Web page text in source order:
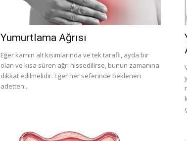
Yumurtlama Ağrısı
Eğer karnın alt kısımlarında ve tek taraflı, ayda bir
olan ve kısa süren ağrı hissedilirse, bunun zamanına
dikkat edilmelidir. Eğer her seferinde beklenen
adetten...